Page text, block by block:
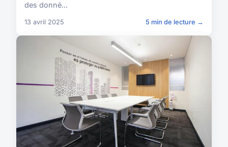
des donné...
13 avril 2025 5 min de lecture →